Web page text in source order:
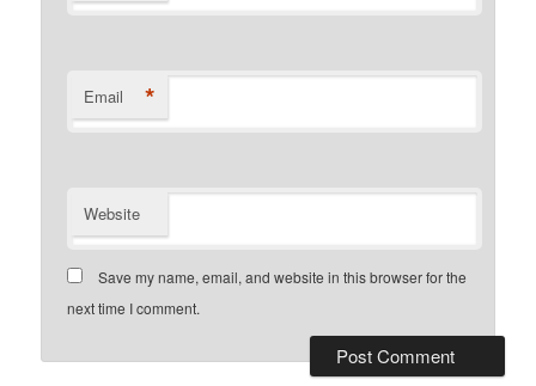
Email *
Website
Save my name, email, and website in this browser for the
next time I comment.